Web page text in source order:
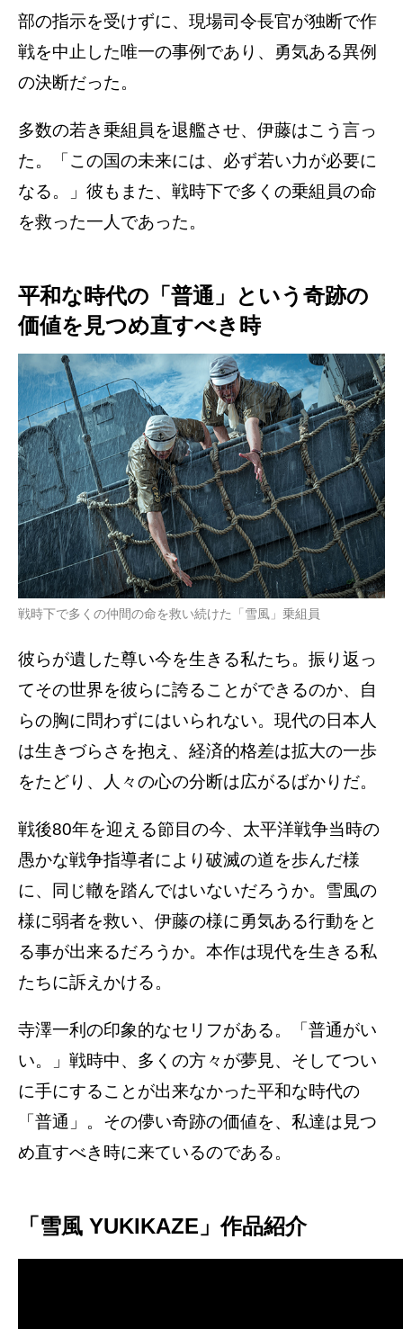
部の指示を受けずに、現場司令長官が独断で作
戦を中止した唯一の事例であり、勇気ある異例
の決断だった。
多数の若き乗組員を退艦させ、伊藤はこう言っ
た。「この国の未来には、必ず若い力が必要に
なる。」彼もまた、戦時下で多くの乗組員の命
を救った一人であった。
平和な時代の「普通」という奇跡の
価値を見つめ直すべき時
戦時下で多くの仲間の命を救い続けた「雪風」乗組員
彼らが遺した尊い今を生きる私たち。振り返っ
てその世界を彼らに誇ることができるのか、自
らの胸に問わずにはいられない。現代の日本人
は生きづらさを抱え、経済的格差は拡大の一歩
をたどり、人々の心の分断は広がるばかりだ。
戦後80年を迎える節目の今、太平洋戦争当時の
愚かな戦争指導者により破滅の道を歩んだ様
に、同じ轍を踏んではいないだろうか。雪風の
様に弱者を救い、伊藤の様に勇気ある行動をと
る事が出来るだろうか。本作は現代を生きる私
たちに訴えかける。
寺澤一利の印象的なセリフがある。「普通がい
い。」戦時中、多くの方々が夢見、そしてつい
に手にすることが出来なかった平和な時代の
「普通」。その儚い奇跡の価値を、私達は見つ
め直すべき時に来ているのである。
「雪風 YUKIKAZE」作品紹介